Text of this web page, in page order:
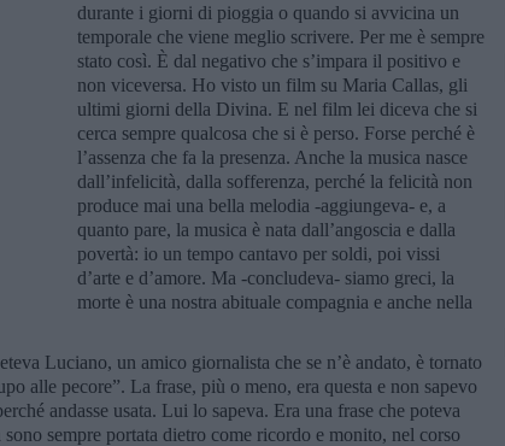
durante i giorni di pioggia o quando si avvicina un
temporale che viene meglio scrivere. Per me è sempre
stato così. È dal negativo che s’impara il positivo e
non viceversa. Ho visto un film su Maria Callas, gli
ultimi giorni della Divina. E nel film lei diceva che si
cerca sempre qualcosa che si è perso. Forse perché è
l’assenza che fa la presenza. Anche la musica nasce
dall’infelicità, dalla sofferenza, perché la felicità non
produce mai una bella melodia -aggiungeva- e, a
quanto pare, la musica è nata dall’angoscia e dalla
povertà: io un tempo cantavo per soldi, poi vissi
d’arte e d’amore. Ma -concludeva- siamo greci, la
morte è una nostra abituale compagnia e anche nella
Luciano, un amico giornalista che se n’è andato, è tornato
alle pecore”. La frase, più o meno, era questa e non sapevo
andasse usata. Lui lo sapeva. Era una frase che poteva
sempre portata dietro come ricordo e monito, nel corso